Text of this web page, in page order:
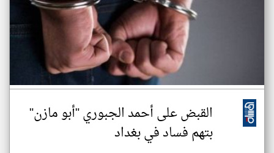
القبض على أحمد الجبوري "أبو مازن"
بتهم فساد في بغداد